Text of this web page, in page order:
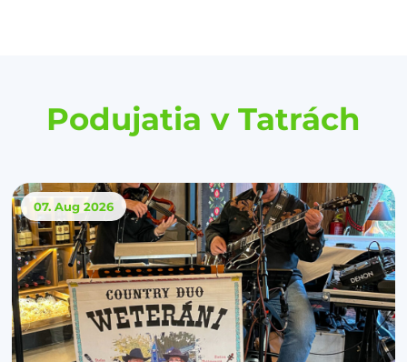
Podujatia v Tatrách
07. Aug 2026